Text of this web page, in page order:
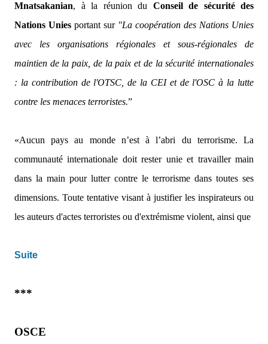
Mnatsakanian, à la réunion du Conseil de sécurité des
Nations Unies portant sur "La coopération des Nations Unies
avec les organisations régionales et sous-régionales de
maintien de la paix, de la paix et de la sécurité internationales
: la contribution de l'OTSC, de la CEI et de l'OSC à la lutte
contre les menaces terroristes.”
«Aucun pays au monde n’est à l’abri du terrorisme. La
communauté internationale doit rester unie et travailler main
dans la main pour lutter contre le terrorisme dans toutes ses
dimensions. Toute tentative visant à justifier les inspirateurs ou
les auteurs d'actes terroristes ou d'extrémisme violent, ainsi que
Suite
***
OSCE